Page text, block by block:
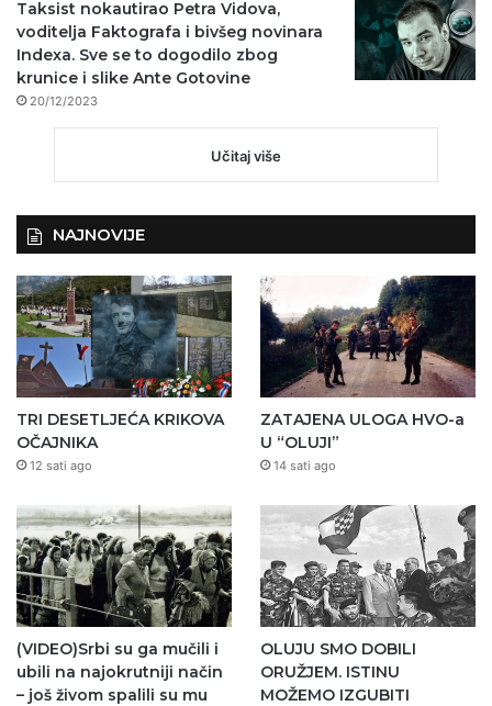
Taksist nokautirao Petra Vidova,
voditelja Faktografa i bivšeg novinara
Indexa. Sve se to dogodilo zbog
krunice i slike Ante Gotovine
20/12/2023
Učitaj više
NAJNOVIJE
TRI DESETLJEĆA KRIKOVA
OČAJNIKA
12 sati ago
ZATAJENA ULOGA HVO-a
U “OLUJI”
14 sati ago
(VIDEO)Srbi su ga mučili i
ubili na najokrutniji način
– još živom spalili su mu
OLUJU SMO DOBILI
ORUŽJEM. ISTINU
MOŽEMO IZGUBITI